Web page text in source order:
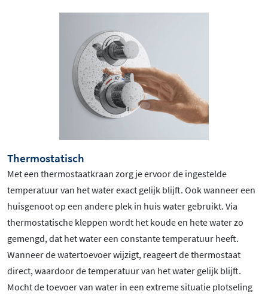
Thermostatisch
Met een thermostaatkraan zorg je ervoor de ingestelde
temperatuur van het water exact gelijk blijft. Ook wanneer een
huisgenoot op een andere plek in huis water gebruikt. Via
thermostatische kleppen wordt het koude en hete water zo
gemengd, dat het water een constante temperatuur heeft.
Wanneer de watertoevoer wijzigt, reageert de thermostaat
direct, waardoor de temperatuur van het water gelijk blijft.
Mocht de toevoer van water in een extreme situatie plotseling